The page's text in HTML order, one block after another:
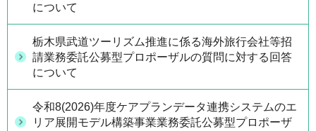
について
栃木県武道ツーリズム推進に係る海外旅行会社等招
請業務委託公募型プロポーザルの質問に対する回答
について
令和8(2026)年度ケアプランデータ連携システムのエ
リア展開モデル構築事業業務委託公募型プロポーザ